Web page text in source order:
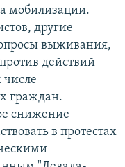
мобилизации.
другие
выживания,
действий
числе
граждан.
снижение
в протестах